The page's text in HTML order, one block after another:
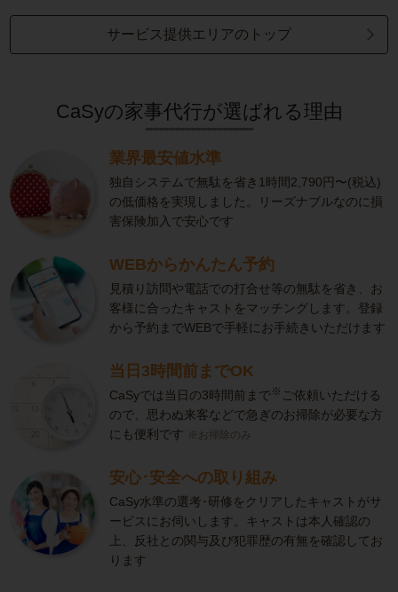
サービス提供エリアのトップ
CaSyの家事代行が選ばれる理由
業界最安値水準
独自システムで無駄を省き1時間2,790円〜(税込)
の低価格を実現しました。リーズナブルなのに損
害保険加入で安心です
WEBからかんたん予約
見積り訪問や電話での打合せ等の無駄を省き、お
客様に合ったキャストをマッチングします。登録
から予約までWEBで手軽にお手続きいただけます
当日3時間前までOK
CaSyでは当日の3時間前まで※ ご依頼いただける
ので、思わぬ来客などで急ぎのお掃除が必要な方
にも便利です ※お掃除のみ
安心･安全への取り組み
CaSy水準の選考･研修をクリアしたキャストがサ
ービスにお伺いします。キャストは本人確認の
上、反社との関与及び犯罪歴の有無を確認してお
ります